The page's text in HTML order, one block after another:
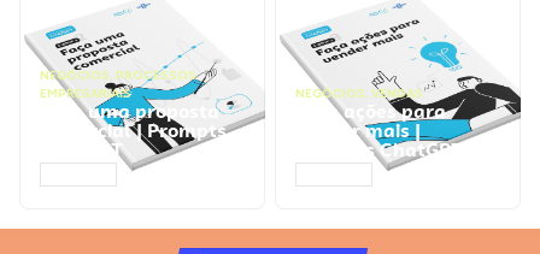
NEGÓCIOS, PROCESSOS
EMPRESARIAIS
Faça uma proposta
comercial | Prompts
ChatGPT
NEGÓCIOS, VENDAS
Faça ações para
vender mais |
Prompts ChatGPT